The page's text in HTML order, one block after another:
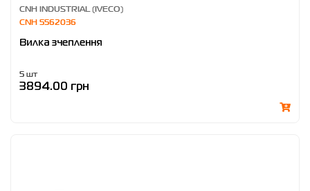
CNH INDUSTRIAL (IVECO)
CNH 5562036
Вилка зчеплення
5 шт
3894.00 грн